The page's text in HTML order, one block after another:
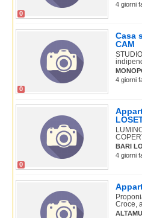
0
4 giorni
0
Casa
CAM
4 giorni
0
BARI
4 giorni
Croce,